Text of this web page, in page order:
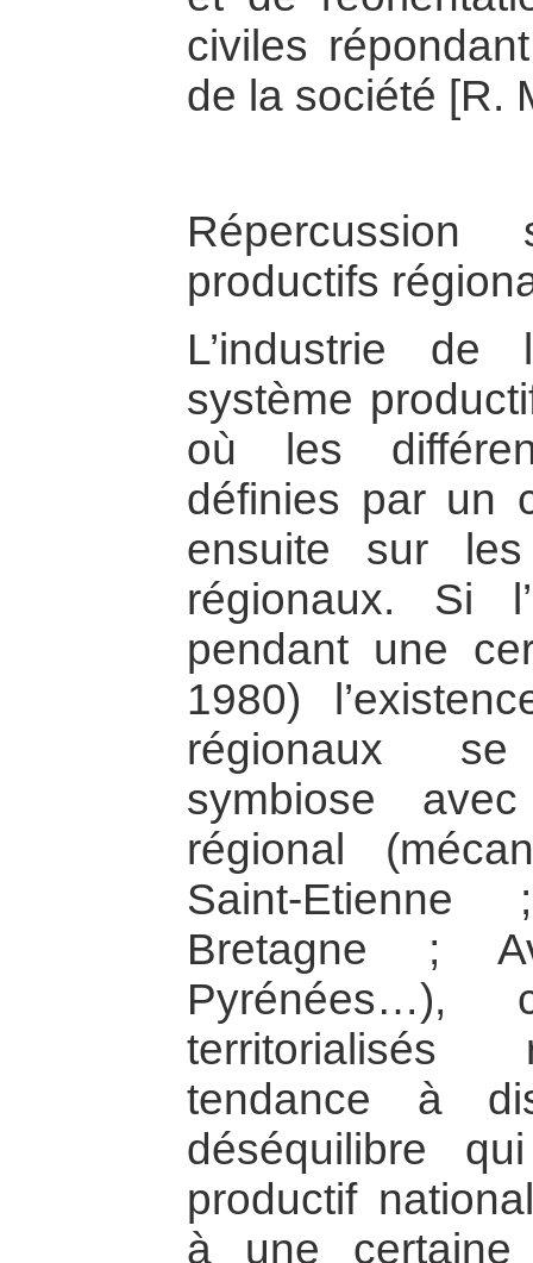
civiles
de la société [R.
productifs
L’industrie
système
où les
définies par un
ensuite sur les
régionaux. Si
pendant une
1980)
régionaux
symbiose
régional
Saint-
Bretagne ;
Pyrénées…),
territorialisés
tendance à
déséquilibre
productif
à une certaine